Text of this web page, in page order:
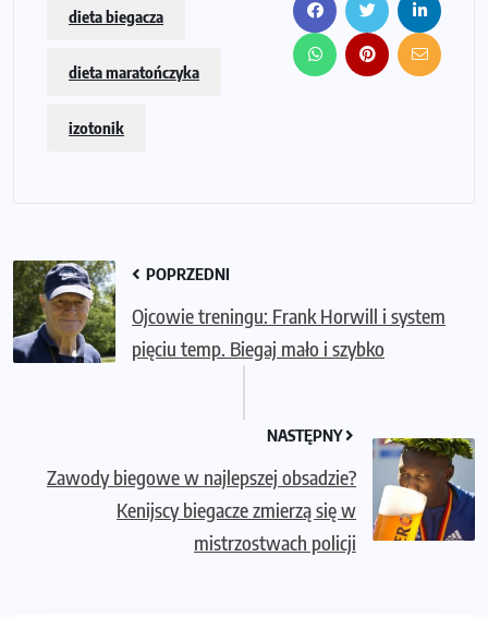
dieta biegacza
dieta maratończyka
izotonik
POPRZEDNI
Ojcowie treningu: Frank Horwill i system
pięciu temp. Biegaj mało i szybko
NASTĘPNY
Zawody biegowe w najlepszej obsadzie?
Kenijscy biegacze zmierzą się w
mistrzostwach policji